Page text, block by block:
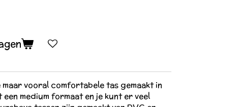
maar vooral comfortabele tas gemaakt in
een medium formaat en je kunt er veel